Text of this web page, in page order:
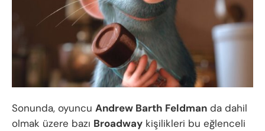
Sonunda, oyuncu Andrew Barth Feldman da dahil
olmak üzere bazı Broadway kişilikleri bu eğlenceli